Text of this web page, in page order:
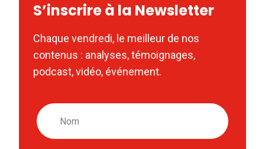
S’inscrire à la Newsletter
Chaque vendredi, le meilleur de nos
contenus : analyses, témoignages,
podcast, vidéo, événement.
Nom